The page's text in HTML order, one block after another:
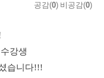
공감(0) 비공감(0)
강생
습니다!!!